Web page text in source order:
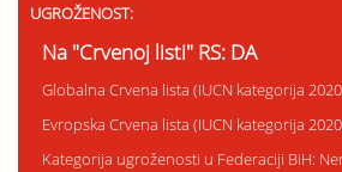
UGROŽENOST:
Na "Crvenoj listi" RS: DA
Globalna Crvena lista (IUCN kategorija
Evropska Crvena lista (IUCN kategorija
Kategorija ugroženosti u Federaciji BiH: